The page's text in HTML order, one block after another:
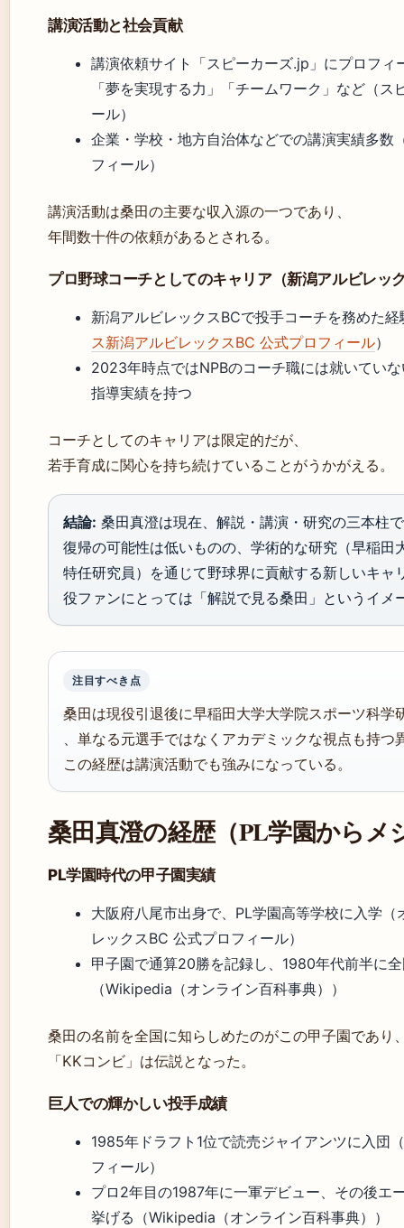
講演活動と社会貢献
講演依頼サイト「スピーカーズ.jp」にプロフィ
「夢を実現する力」「チームワーク」など（
ール）
企業・学校・地方自治体などでの講演実績多数
フィール）
講演活動は桑田の主要な収入源の一つであり、
年間数十件の依頼があるとされる。
プロ野球コーチとしてのキャリア（新潟アルビレッ
新潟アルビレックスBCで投手コーチを務めた
ス新潟アルビレックスBC 公式プロフィール）
2023年時点ではNPBのコーチ職には就いてい
指導実績を持つ
コーチとしてのキャリアは限定的だが、
若手育成に関心を持ち続けていることがうかがえる。
結論: 桑田真澄は現在、解説・講演・研究の三本柱
復帰の可能性は低いものの、学術的な研究（早稲田
特任研究員）を通じて野球界に貢献する新しいキャ
役ファンにとっては「解説で見る桑田」というイメ
注目すべき点
桑田は現役引退後に早稲田大学大学院スポーツ科学
、単なる元選手ではなくアカデミックな視点も持つ
この経歴は講演活動でも強みになっている。
桑田真澄の経歴（PL学園からメ
PL学園時代の甲子園実績
大阪府八尾市出身で、PL学園高等学校に入学（
レックスBC 公式プロフィール）
甲子園で通算20勝を記録し、1980年代前半に
（Wikipedia（オンライン百科事典））
桑田の名前を全国に知らしめたのがこの甲子園であり
「KKコンビ」は伝説となった。
巨人での輝かしい投手成績
1985年ドラフト1位で読売ジャイアンツに入団
フィール）
プロ2年目の1987年に一軍デビュー、その後エ
挙げる（Wikipedia（オンライン百科事典））